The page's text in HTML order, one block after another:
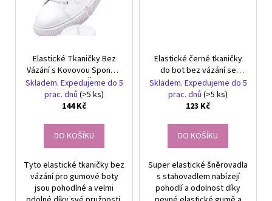
Elastické Tkaničky Bez
Vázání s Kovovou Sponou,
Délka 97 cm, Černé
Skladem. Expedujeme do 5
prac. dnů (>5 ks)
144 Kč
DO KOŠÍKU
Tyto elastické tkaničky bez
vázání pro gumové boty
jsou pohodlné a velmi
Elastické černé tkaničky
do bot bez vázání se
stahovačem
Skladem. Expedujeme do 5
prac. dnů (>5 ks)
123 Kč
DO KOŠÍKU
Super elastické šněrovadla
s stahovadlem nabízejí
pohodlí a odolnost díky